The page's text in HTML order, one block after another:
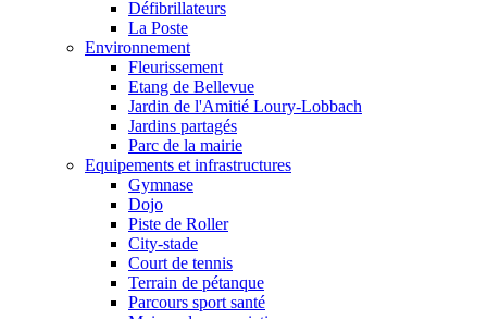
Défibrillateurs
La Poste
Environnement
Fleurissement
Etang de Bellevue
Jardin de l'Amitié Loury-Lobbach
Jardins partagés
Parc de la mairie
Equipements et infrastructures
Gymnase
Dojo
Piste de Roller
City-stade
Court de tennis
Terrain de pétanque
Parcours sport santé